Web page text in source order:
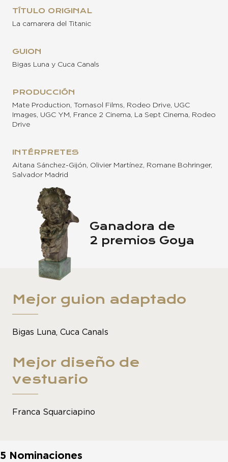
TÍTULO ORIGINAL
La camarera del Titanic
GUION
Bigas Luna y Cuca Canals
PRODUCCIÓN
Mate Production, Tornasol Films, Rodeo Drive, UGC
Images, UGC YM, France 2 Cinema, La Sept Cinema, Rodeo
Drive
INTÉRPRETES
Aitana Sánchez-Gijón, Olivier Martínez, Romane Bohringer,
Salvador Madrid
Ganadora de
2 premios Goya
Mejor guion adaptado
Bigas Luna, Cuca Canals
Mejor diseño de
vestuario
Franca Squarciapino
5 Nominaciones